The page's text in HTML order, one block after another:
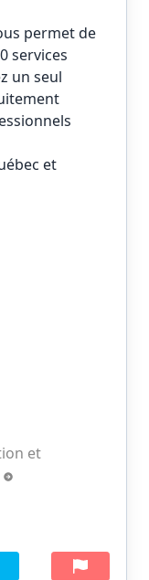
permet de
services
un seul
et
et